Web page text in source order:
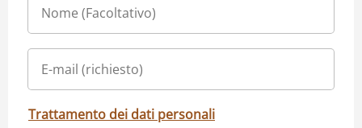
Trattamento dei dati personali